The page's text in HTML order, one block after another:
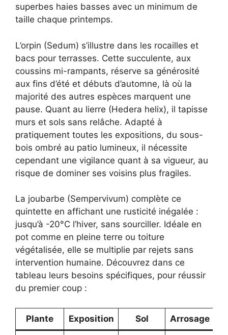
superbes haies basses avec un minimum de
taille chaque printemps.
L’orpin (Sedum) s’illustre dans les rocailles et
bacs pour terrasses. Cette succulente, aux
coussins mi-rampants, réserve sa générosité
aux fins d’été et débuts d’automne, là où la
majorité des autres espèces marquent une
pause. Quant au lierre (Hedera helix), il tapisse
murs et sols sans relâche. Adapté à
pratiquement toutes les expositions, du sous-
bois ombré au patio lumineux, il nécessite
cependant une vigilance quant à sa vigueur, au
risque de dominer ses voisins plus fragiles.
La joubarbe (Sempervivum) complète ce
quintette en affichant une rusticité inégalée :
jusqu’à -20°C l’hiver, sans sourciller. Idéale en
pot comme en pleine terre ou toiture
végétalisée, elle se multiplie par rejets sans
intervention humaine. Découvrez dans ce
tableau leurs besoins spécifiques, pour réussir
du premier coup :
Plante Exposition Sol Arrosage